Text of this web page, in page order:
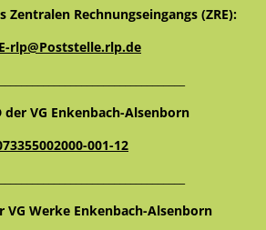
Zentralen Rechnungseingangs (ZRE):
rlp@Poststelle.rlp.de
der VG Enkenbach-Alsenborn
001-12
VG Werke Enkenbach-Alsenborn